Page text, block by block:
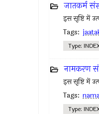
जातकर्म
इस सृष्टि में
Tags:
Type:
नामकरण
इस सृष्टि में
Tags:
Type: